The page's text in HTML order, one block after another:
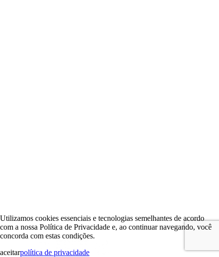
Utilizamos cookies essenciais e tecnologias semelhantes de acordo
com a nossa Política de Privacidade e, ao continuar navegando, você
concorda com estas condições.
aceitarpolítica de privacidade